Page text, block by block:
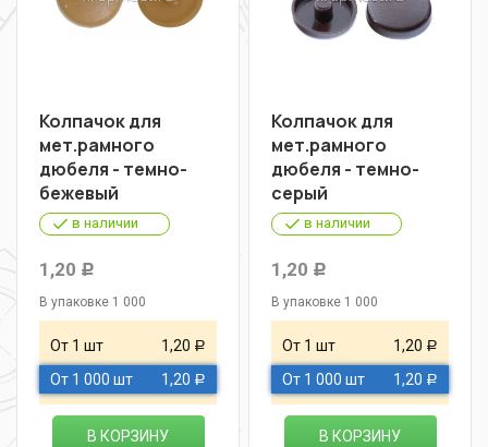
Колпачок для
мет.рамного
дюбеля - темно-
бежевый
в наличии
1,20 Р
В упаковке 1 000
От 1 шт 1,20 Р
От 1 000 шт 1,20 Р
В КОРЗИНУ
Колпачок для
мет.рамного
дюбеля - темно-
серый
в наличии
1,20 Р
В упаковке 1 000
От 1 шт 1,20 Р
От 1 000 шт 1,20 Р
В КОРЗИНУ